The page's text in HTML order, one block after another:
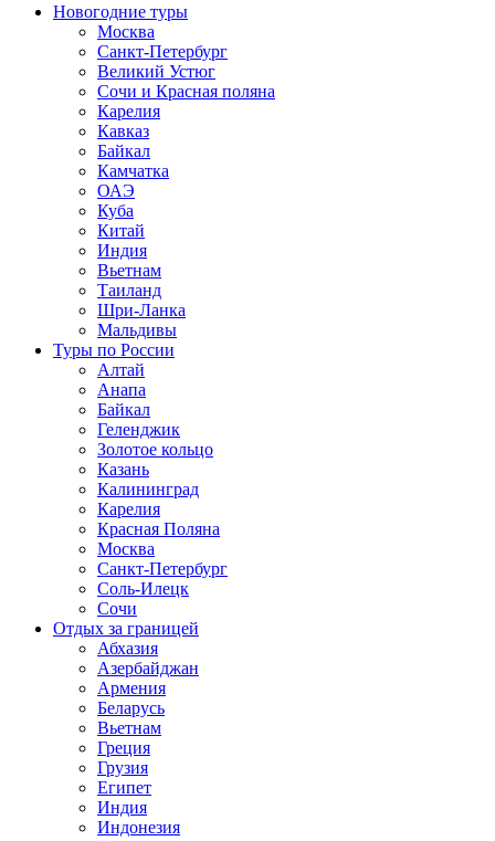
Новогодние туры
Москва
Санкт-Петербург
Великий Устюг
Сочи и Красная поляна
Карелия
Кавказ
Байкал
Камчатка
ОАЭ
Куба
Китай
Индия
Вьетнам
Таиланд
Шри-Ланка
Мальдивы
Туры по России
Алтай
Анапа
Байкал
Геленджик
Золотое кольцо
Казань
Калининград
Карелия
Красная Поляна
Москва
Санкт-Петербург
Соль-Илецк
Сочи
Отдых за границей
Абхазия
Азербайджан
Армения
Беларусь
Вьетнам
Греция
Грузия
Египет
Индия
Индонезия